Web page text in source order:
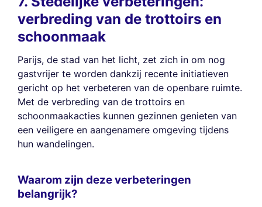
verbreding van de trottoirs en
schoonmaak
Parijs, de stad van het licht, zet zich in om nog
gastvrijer te worden dankzij recente initiatieven
gericht op het verbeteren van de openbare ruimte.
Met de verbreding van de trottoirs en
schoonmaakacties kunnen gezinnen genieten van
een veiligere en aangenamere omgeving tijdens
hun wandelingen.
Waarom zijn deze verbeteringen
belangrijk?